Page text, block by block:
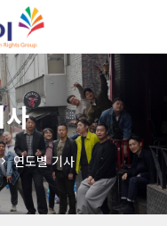
연도별 기사